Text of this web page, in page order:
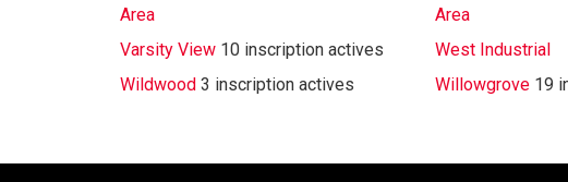
Area
Area
Varsity View 10 inscription actives West Industrial
Wildwood 3 inscription actives Willowgrove 19